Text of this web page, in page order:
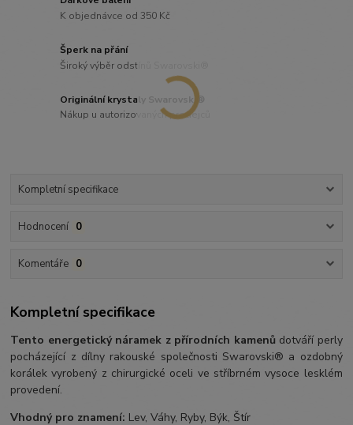
K objednávce od 350 Kč
Šperk na přání
Široký výběr odstínů Swarovski®
Originální krystaly Swarovski®
Nákup u autorizovaných prodejců
Kompletní specifikace
Hodnocení 0
Komentáře 0
Kompletní specifikace
Tento energetický náramek z přírodních kamenů dotváří perly
pocházející z dílny rakouské společnosti Swarovski® a ozdobný
korálek vyrobený z chirurgické oceli ve stříbrném vysoce lesklém
provedení.
Vhodný pro znamení: Lev, Váhy, Ryby, Býk, Štír